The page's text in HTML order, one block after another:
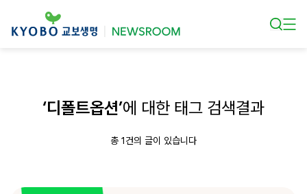
‘디폴트옵션’에 대한 태그 검색결과
총 1건의 글이 있습니다